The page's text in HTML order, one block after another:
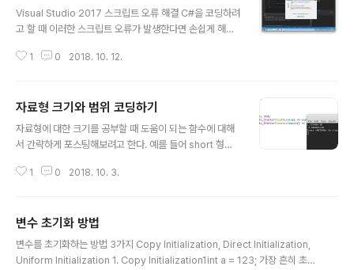
Visual Studio 2017 스크립트 오류 해결 C#을 코딩하려
고 할 때 이러한 스크립트 오류가 발생한다면 손쉽게 해결
주면 깔끔하게 해결된다.
1 0 2018. 10. 12.
자료형 크기와 범위 코딩하기
자료형에 대한 크기를 공부할 때 도움이 되는 함수에 대해
서 간략하게 포스팅해보려고 한다. 예를 들어 short 형의
5인데 이는 알다시피 2바이트 즉 16비트로 이루어져있고
용하여도 되지만 더욱 간단한 방법이 있다. 라이브러리를
이용하는 것인데 아래와 같이 사용하면 된다.123456789
1011121314#include #include int main(){ using n
1 0 2018. 10. 3.
변수 초기화 방법
변수를 초기화하는 방법 3가지 Copy Initialization, Direct Initialization,
Uniform Initialization 1. Copy Initialization1int a = 123; 가장 흔히 초기